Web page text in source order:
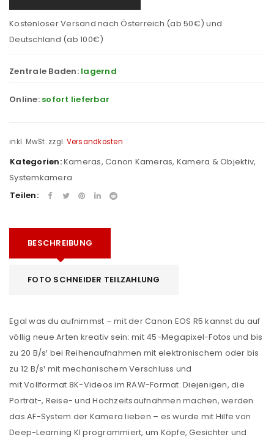
Kostenloser Versand nach Österreich (ab 50€) und
Deutschland (ab 100€)
Zentrale Baden: lagernd
Online: sofort lieferbar
inkl. MwSt. zzgl. Versandkosten
Kategorien:Kameras, Canon Kameras, Kamera & Objektiv,
Systemkamera
Teilen:
BESCHREIBUNG
FOTO SCHNEIDER TEILZAHLUNG
Egal was du aufnimmst – mit der Canon EOS R5 kannst du auf
völlig neue Arten kreativ sein: mit 45-Megapixel-Fotos und bis
zu 20 B/s¹ bei Reihenaufnahmen mit elektronischem oder bis
zu 12 B/s¹ mit mechanischem Verschluss und
mitVollformat 8K-Videos im RAW-Format. Diejenigen, die
Porträt-, Reise- und Hochzeitsaufnahmen machen, werden
das AF-System der Kamera lieben – es wurde mit Hilfe von
Deep-Learning KI programmiert, um Köpfe, Gesichter und